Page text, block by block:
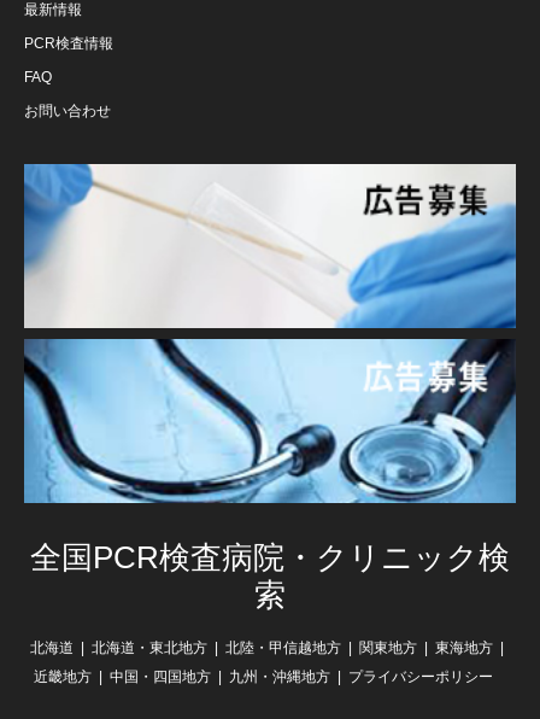
最新情報
PCR検査情報
FAQ
お問い合わせ
全国PCR検査病院・クリニック検
索
北海道 北海道・東北地方 北陸・甲信越地方 関東地方
東海地方
近畿地方
中国・四国地方 九州・沖縄地方 プライバシーポリシー